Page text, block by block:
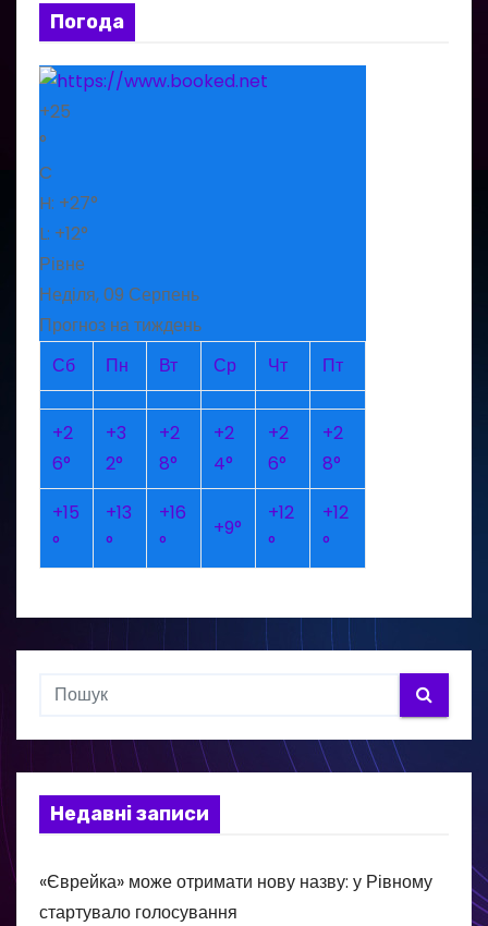
Погода
+25
°
C
H: +27°
L: +12°
Рівне
Неділя, 09 Серпень
Прогноз на тиждень
Сб
Пн Вт Ср Чт Пт
+2
6°
+3
2°
+2
8°
+2
4°
+2
6°
+2
8°
+15
°
+13
°
+16
°
+9°
+12
°
+12
°
Недавні записи
«Єврейка» може отримати нову назву: у Рівному
стартувало голосування